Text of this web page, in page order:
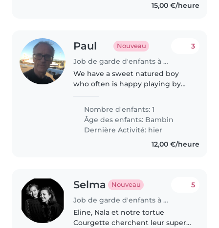
15,00 €/heure
Paul Nouveau
Job de garde d'enfants à Paris
3
We have a sweet natured boy
who often is happy playing by
Nombre d'enfants: 1
Âge des enfants: Bambin
Dernière Activité: hier
12,00 €/heure
Selma Nouveau
Job de garde d'enfants à Paris
5
Eline, Nala et notre tortue
Courgette cherchent leur super